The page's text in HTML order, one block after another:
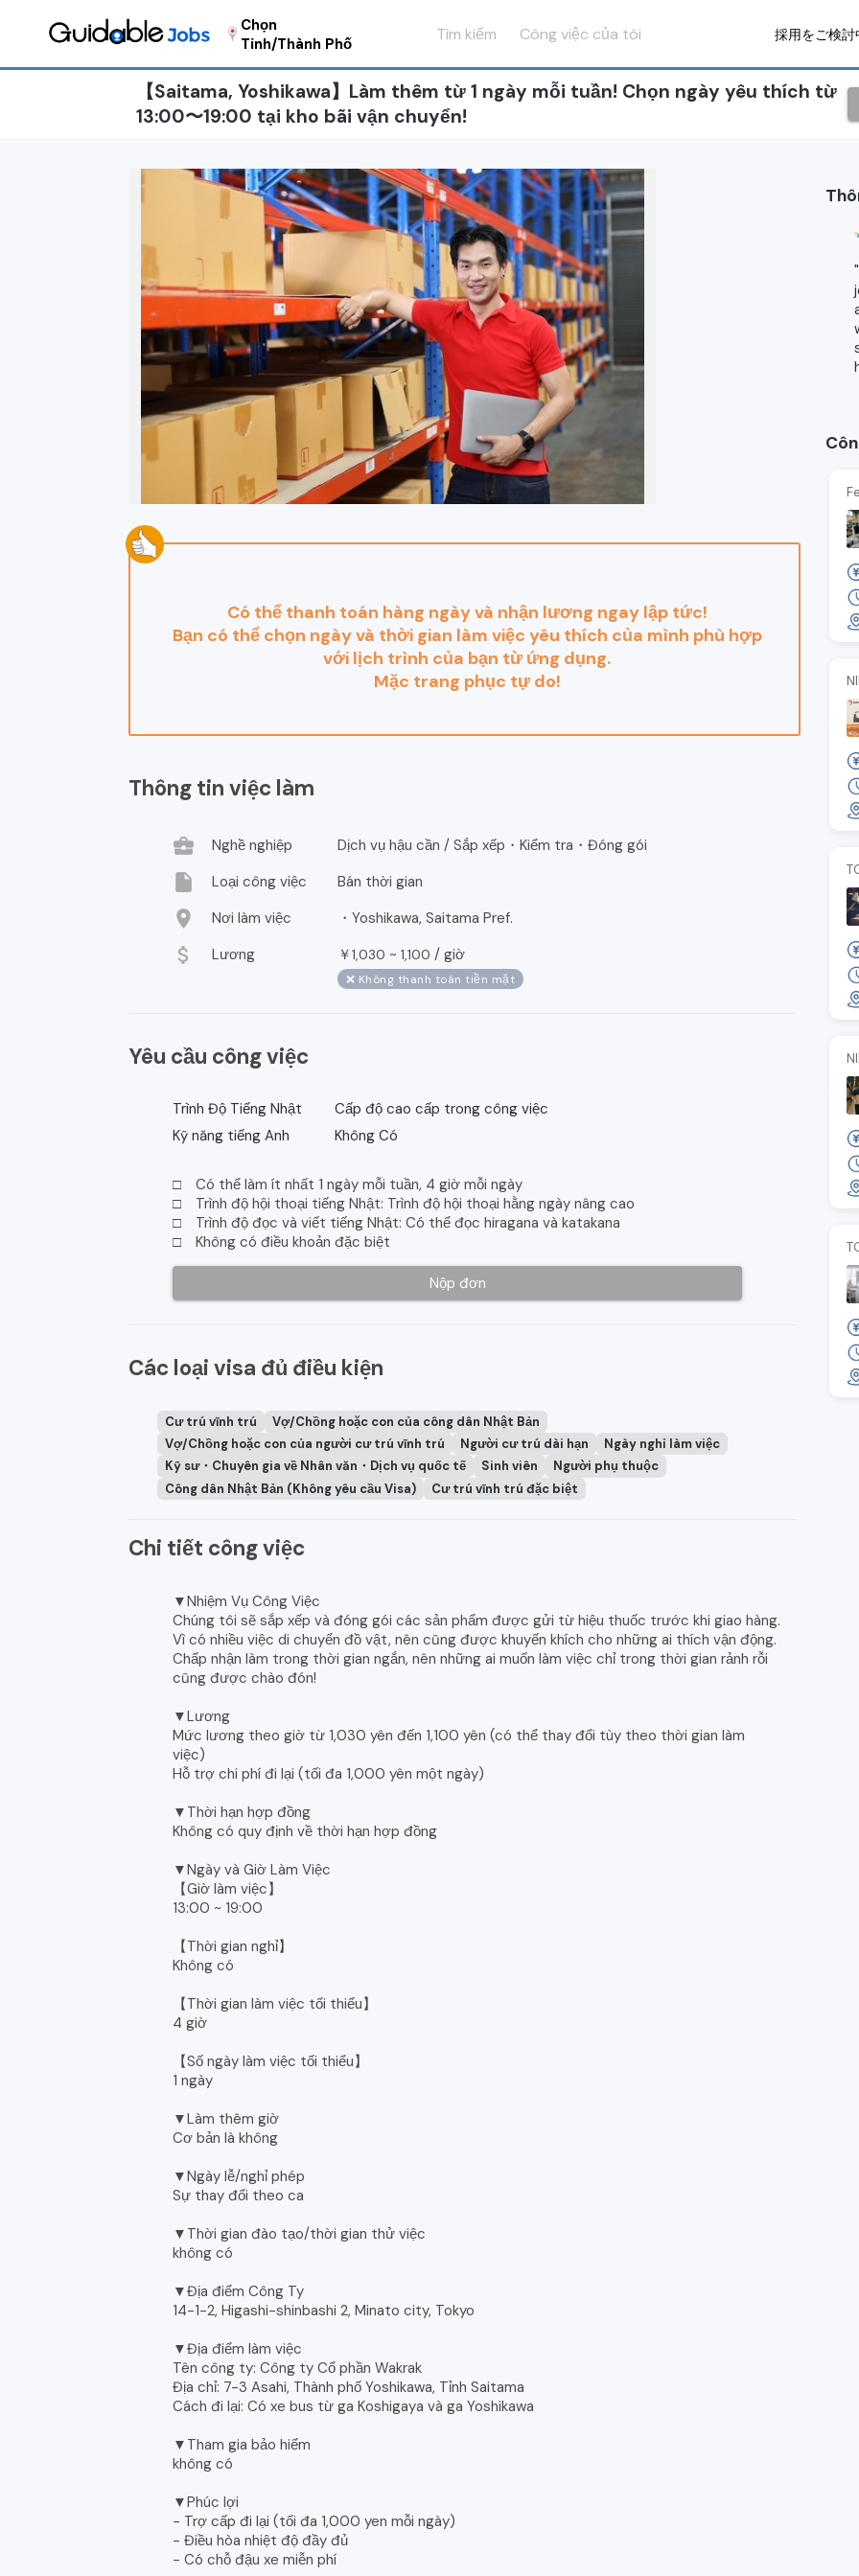
Chọn
Tỉnh/Thành Phố
Tìm kiếm Công việc của tôi 採用をご検討
【Saitama, Yoshikawa】Làm thêm từ 1 ngày mỗi tuần! Chọn ngày yêu thích từ
13:00〜19:00 tại kho bãi vận chuyển!
Có thể thanh toán hàng ngày và nhận lương ngay lập tức!
Bạn có thể chọn ngày và thời gian làm việc yêu thích của mình phù hợp
với lịch trình của bạn từ ứng dụng.
Mặc trang phục tự do!
Thông tin việc làm
business_center Nghề nghiệp Dịch vụ hậu cần / Sắp xếp・Kiểm tra・Đóng gói
insert_drive_file Loại công việc Bán thời gian
location_on Nơi làm việc ・Yoshikawa, Saitama Pref.
attach_money Lương ￥1,030 ~ 1,100 / giờ
❌ Không thanh toán tiền mặt
Yêu cầu công việc
Trình Độ Tiếng Nhật
Cấp độ cao cấp trong công việc
Kỹ năng tiếng Anh
Không Có
□ Có thể làm ít nhất 1 ngày mỗi tuần, 4 giờ mỗi ngày
□ Trình độ hội thoại tiếng Nhật: Trình độ hội thoại hằng ngày nâng cao
□ Trình độ đọc và viết tiếng Nhật: Có thể đọc hiragana và katakana
□ Không có điều khoản đặc biệt
Nộp đơn
Các loại visa đủ điều kiện
Cư trú vĩnh trú
Vợ/Chồng hoặc con của công dân Nhật Bản
Vợ/Chồng hoặc con của người cư trú vĩnh trú
Người cư trú dài hạn
Ngày nghỉ làm việc
Kỹ sư・Chuyên gia về Nhân văn・Dịch vụ quốc tế
Sinh viên
Người phụ thuộc
Công dân Nhật Bản (Không yêu cầu Visa)
Cư trú vĩnh trú đặc biệt
Chi tiết công việc
▼Nhiệm Vụ Công Việc
Chúng tôi sẽ sắp xếp và đóng gói các sản phẩm được gửi từ hiệu thuốc trước khi giao hàng.
Vì có nhiều việc di chuyển đồ vật, nên cũng được khuyến khích cho những ai thích vận động.
Chấp nhận làm trong thời gian ngắn, nên những ai muốn làm việc chỉ trong thời gian rảnh rỗi
cũng được chào đón!
▼Lương
Mức lương theo giờ từ 1,030 yên đến 1,100 yên (có thể thay đổi tùy theo thời gian làm
việc)
Hỗ trợ chi phí đi lại (tối đa 1,000 yên một ngày)
▼Thời hạn hợp đồng
Không có quy định về thời hạn hợp đồng
▼Ngày và Giờ Làm Việc
【Giờ làm việc】
13:00 ~ 19:00
【Thời gian nghỉ】
Không có
【Thời gian làm việc tối thiểu】
4 giờ
【Số ngày làm việc tối thiểu】
1 ngày
▼Làm thêm giờ
Cơ bản là không
▼Ngày lễ/nghỉ phép
Sự thay đổi theo ca
▼Thời gian đào tạo/thời gian thử việc
không có
▼Địa điểm Công Ty
14-1-2, Higashi-shinbashi 2, Minato city, Tokyo
▼Địa điểm làm việc
Tên công ty: Công ty Cổ phần Wakrak
Địa chỉ: 7-3 Asahi, Thành phố Yoshikawa, Tỉnh Saitama
Cách đi lại: Có xe bus từ ga Koshigaya và ga Yoshikawa
▼Tham gia bảo hiểm
không có
▼Phúc lợi
- Trợ cấp đi lại (tối đa 1,000 yen mỗi ngày)
- Điều hòa nhiệt độ đầy đủ
- Có chỗ đậu xe miễn phí